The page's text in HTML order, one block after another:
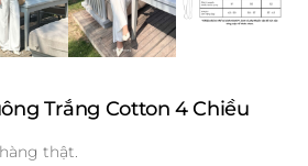
Trắng Cotton 4 Chiều
thật.